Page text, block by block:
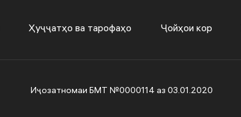
Ҳуҷҷатҳо ва тарофаҳо Ҷойҳои кор
Иҷозатномаи БМТ №0000114 аз 03.01.2020